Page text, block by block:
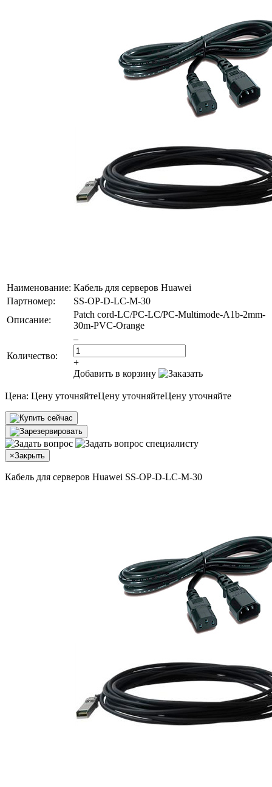
Наименование: Кабель для серверов Huawei
Партномер:
SS-OP-D-LC-M-30
Описание:
Patch cord-LC/PC-LC/PC-Multimode-A1b-2mm-
30m-PVC-Orange
Количество:
–
+
Добавить в корзину
Цена: Цену уточняйтеЦену уточняйтеЦену уточняйте
×Закрыть
Кабель для серверов Huawei SS-OP-D-LC-M-30